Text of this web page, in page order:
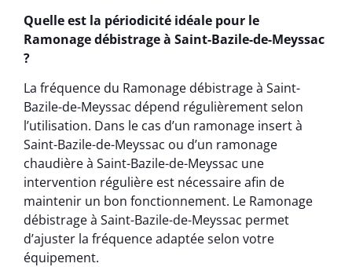
Quelle est la périodicité idéale pour le
Ramonage débistrage à Saint-Bazile-de-Meyssac
?
La fréquence du Ramonage débistrage à Saint-
Bazile-de-Meyssac dépend régulièrement selon
l’utilisation. Dans le cas d’un ramonage insert à
Saint-Bazile-de-Meyssac ou d’un ramonage
chaudière à Saint-Bazile-de-Meyssac une
intervention régulière est nécessaire afin de
maintenir un bon fonctionnement. Le Ramonage
débistrage à Saint-Bazile-de-Meyssac permet
d’ajuster la fréquence adaptée selon votre
équipement.